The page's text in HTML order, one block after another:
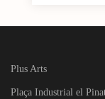
Plus Arts
Plaça Industrial el